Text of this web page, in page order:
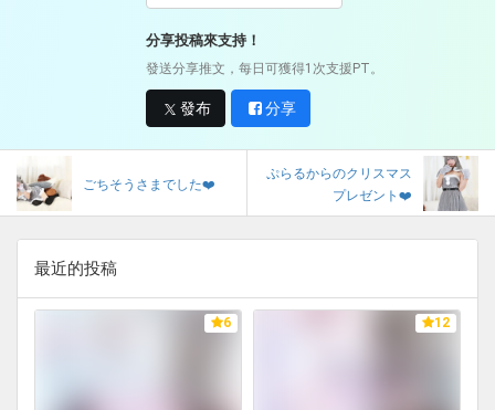
分享投稿來支持！
發送分享推文，每日可獲得1次支援PT。
發布 分享
ごちそうさまでした❤️
ぷらるからのクリスマス
プレゼント❤️
最近的投稿
6 12